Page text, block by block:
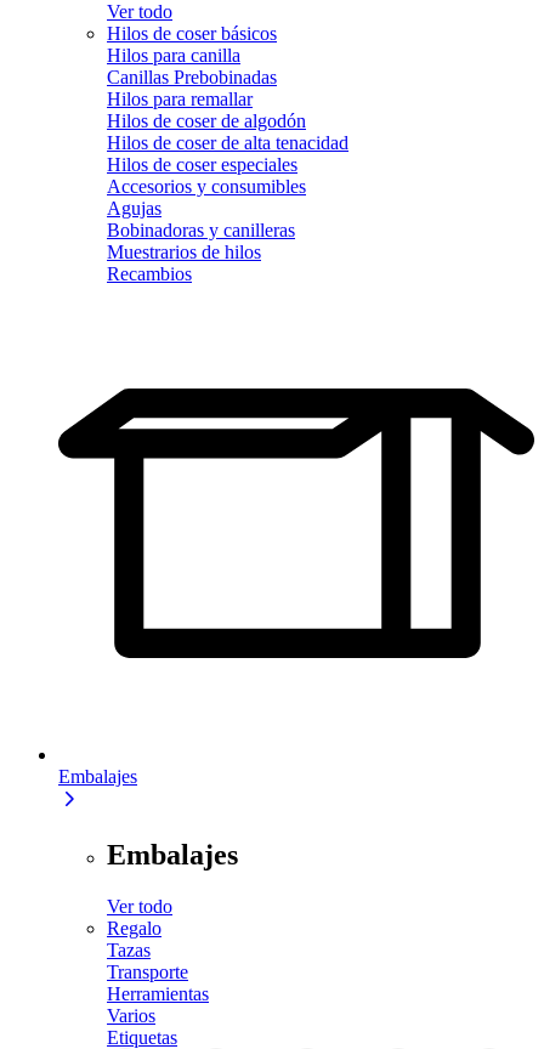
Ver todo
Hilos de coser básicos
Hilos para canilla
Canillas Prebobinadas
Hilos para remallar
Hilos de coser de algodón
Hilos de coser de alta tenacidad
Hilos de coser especiales
Accesorios y consumibles
Agujas
Bobinadoras y canilleras
Muestrarios de hilos
Recambios
Embalajes
Embalajes
Ver todo
Regalo
Tazas
Transporte
Herramientas
Varios
Etiquetas